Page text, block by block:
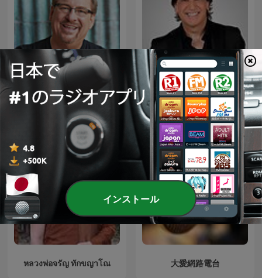
Pastor Rick's Daily Hope Dante Gebel Live
หลวงพ่อจรัญ ทักขญาโณ 大愛網路電台
インストール